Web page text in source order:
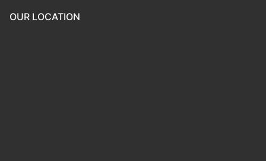
OUR LOCATION